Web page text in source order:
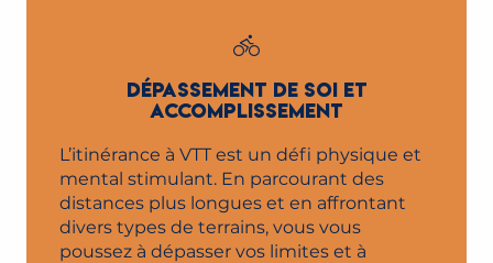
DÉPASSEMENT DE SOI ET
ACCOMPLISSEMENT
L’itinérance à VTT est un défi physique et
mental stimulant. En parcourant des
distances plus longues et en affrontant
divers types de terrains, vous vous
poussez à dépasser vos limites et à